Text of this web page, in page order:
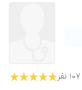
۱۰۷ نفر